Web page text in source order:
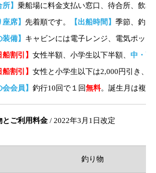
所】 乗船場に料金支払い窓口、待合所、飲料
座席】 先着順です。 【出船時間】 季節、釣り
装備】 キャビンには電子レンジ、電気ポッ
船割引】 女性半額、小学生以下半額、 中・高
船割引】 女性と小学生以下は2,000円引き、
会会員】 釣行10回で１回無料。誕生月は複数
とご利用料金 / 2022年3月1日改定
釣り物